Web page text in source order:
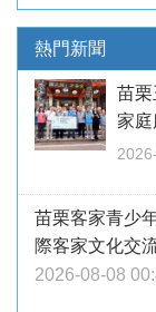
熱門新聞
苗
家
苗栗客家青少
際客家文化交
2026-08-08